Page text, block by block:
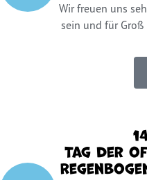
Wir freuen uns
sein und für Groß
Tag der